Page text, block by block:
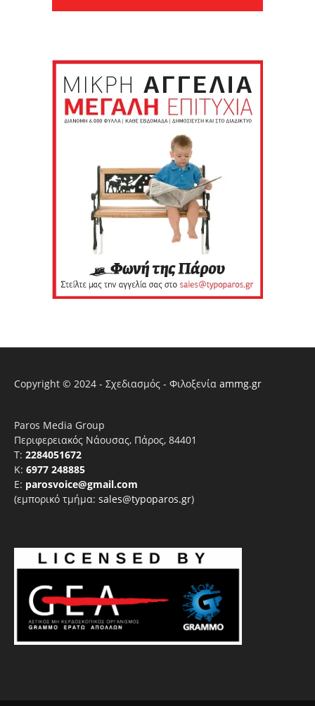
Copyright © 2024 - Σχεδιασμός - Φιλοξενία ammg.gr
Paros Media Group
Περιφερειακός Νάουσας, Πάρος, 84401
T: 2284051672
Κ: 6977 248885
E: parosvoice@gmail.com
(εμπορικό τμήμα: sales@typoparos.gr)